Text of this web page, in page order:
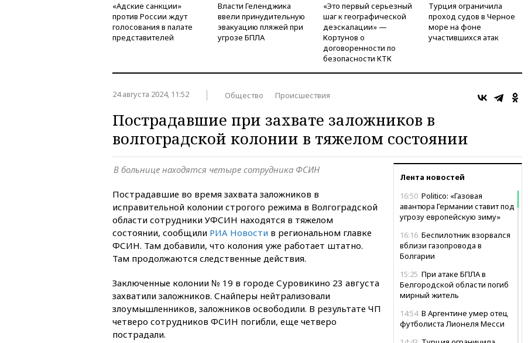
«Адские санкции»
против России ждут
голосования в палате
представителей
Власти Геленджика
ввели принудительную
эвакуацию пляжей при
угрозе БПЛА
«Это первый серьезный
шаг к географической
деэскалации» —
Кортунов о
договоренности по
безопасности КТК
Турция ограничила
проход судов в Черное
море на фоне
участившихся атак
24 августа 2024, 11:52 Общество Происшествия
Пострадавшие при захвате заложников в
волгоградской колонии в тяжелом состоянии
Лента новостей
16:50 Politico: «Газовая
авантюра Германии ставит под
угрозу европейскую зиму»
16:16 Беспилотник взорвался
вблизи газопровода в
Болгарии
15:25 При атаке БПЛА в
Белгородской области погиб
мирный житель
14:54 В Аргентине умер отец
футболиста Лионеля Месси
В больнице находятся четыре сотрудника ФСИН
Пострадавшие во время захвата заложников в
исправительной колонии строгого режима в Волгоградской
области сотрудники УФСИН находятся в тяжелом
состоянии, сообщили РИА Новости в региональном главке
ФСИН. Там добавили, что колония уже работает штатно.
Там продолжаются следственные действия.
Заключенные колонии № 19 в городе Суровикино 23 августа
захватили заложников. Снайперы нейтрализовали
злоумышленников, заложников освободили. В результате ЧП
четверо сотрудников ФСИН погибли, еще четверо
пострадали.